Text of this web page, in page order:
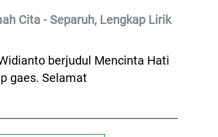
Cita - Separuh, Lengkap Lirik
berjudul Mencinta Hati
gaes. Selamat